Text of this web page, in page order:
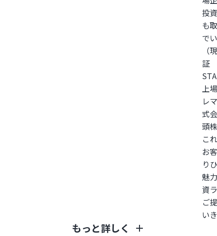
投
も
で
（
証
上
レ
式
頭
こ
お
り
魅
資
ご
い
もっと詳しく add